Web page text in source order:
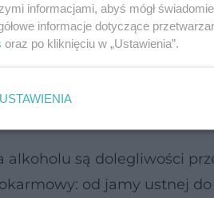
zatrważające jest jednak
– bo aż ponad dwa miliony
są dolegliwości
od jamy ustnej
informacjami, abyś mógł
informacje dotyczące
oraz po kliknięciu w „Ustawienia”.
USTAWIENIA